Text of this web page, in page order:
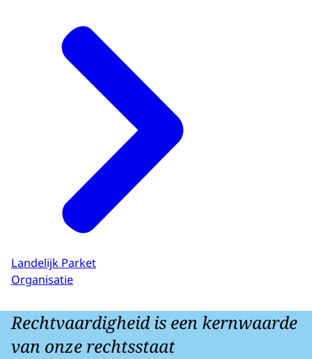
Landelijk Parket
Organisatie
Rechtvaardigheid is een kernwaarde
van onze rechtsstaat